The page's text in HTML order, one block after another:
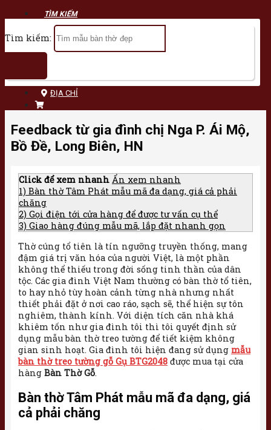
Tìm kiếm:
ĐỊA CHỈ
Feedback từ gia đình chị Nga P. Ái Mộ,
Bồ Đề, Long Biên, HN
Click để xem nhanh Ẩn xem nhanh
1) Bàn thờ Tâm Phát mẫu mã đa dạng, giá cả phải
chăng
2) Gọi điện tới cửa hàng để được tư vấn cụ thể
3) Giao hàng đúng mẫu mã, lắp đặt nhanh gọn
Thờ cúng tổ tiên là tín ngưỡng truyền thống, mang
đậm giá trị văn hóa của người Việt, là một phần
không thể thiếu trong đời sống tinh thần của dân
tộc. Các gia đình Việt Nam thường có bàn thờ tổ tiên,
to hay nhỏ tùy hoàn cảnh từng nhà nhưng nhất
thiết phải đặt ở nơi cao ráo, sạch sẽ, thể hiện sự tôn
nghiêm, thành kính. Với diện tích căn nhà khá
khiêm tốn như gia đình tôi thì tôi quyết định sử
dụng mẫu bàn thờ treo tường để tiết kiệm không
gian sinh hoạt. Gia đình tôi hiện đang sử dụng mẫu
bàn thờ treo tường gỗ Gụ BTG2048 được mua tại cửa
hàng Bàn Thờ Gỗ.
Bàn thờ Tâm Phát mẫu mã đa dạng, giá
cả phải chăng